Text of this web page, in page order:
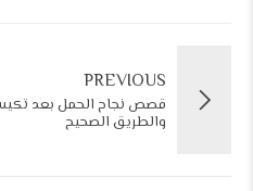
PREVIOUS
قصص نجاح الحمل بعد
والطريق الصحيح